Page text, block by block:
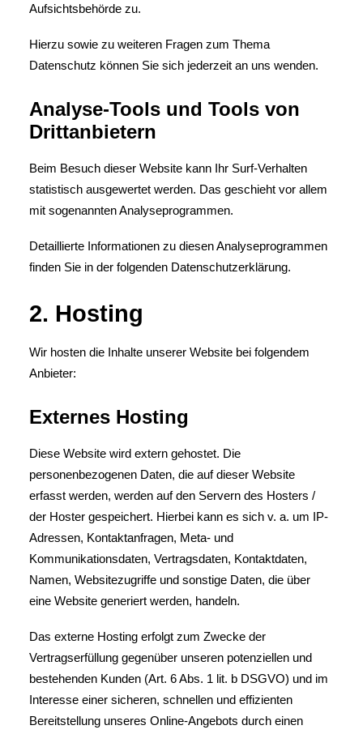
Aufsichtsbehörde zu.
Hierzu sowie zu weiteren Fragen zum Thema
Datenschutz können Sie sich jederzeit an uns wenden.
Analyse-Tools und Tools von
Dritt­anbietern
Beim Besuch dieser Website kann Ihr Surf-Verhalten
statistisch ausgewertet werden. Das geschieht vor allem
mit sogenannten Analyseprogrammen.
Detaillierte Informationen zu diesen Analyseprogrammen
finden Sie in der folgenden Datenschutzerklärung.
2. Hosting
Wir hosten die Inhalte unserer Website bei folgendem
Anbieter:
Externes Hosting
Diese Website wird extern gehostet. Die
personenbezogenen Daten, die auf dieser Website
erfasst werden, werden auf den Servern des Hosters /
der Hoster gespeichert. Hierbei kann es sich v. a. um IP-
Adressen, Kontaktanfragen, Meta- und
Kommunikationsdaten, Vertragsdaten, Kontaktdaten,
Namen, Websitezugriffe und sonstige Daten, die über
eine Website generiert werden, handeln.
Das externe Hosting erfolgt zum Zwecke der
Vertragserfüllung gegenüber unseren potenziellen und
bestehenden Kunden (Art. 6 Abs. 1 lit. b DSGVO) und im
Interesse einer sicheren, schnellen und effizienten
Bereitstellung unseres Online-Angebots durch einen